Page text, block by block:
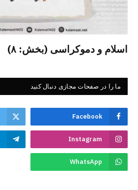
اسلام و دموکراسی (بخش: ۸)
ما را در صفحات مجازی دنبال کنید
Facebook
Instagram
WhatsApp